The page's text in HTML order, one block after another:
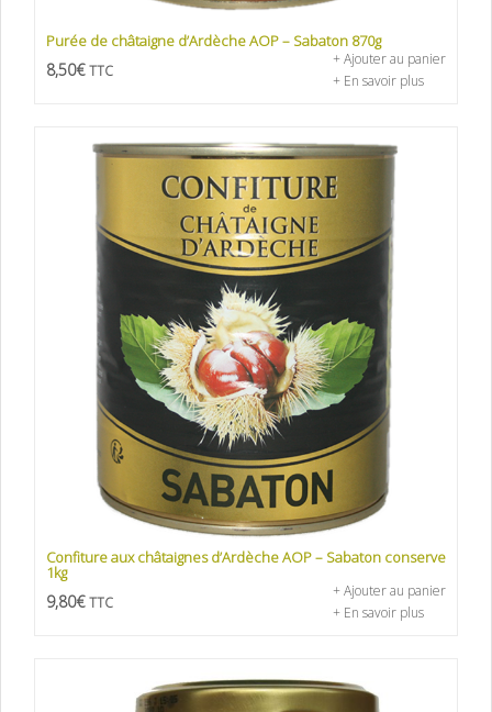
Purée de châtaigne d’Ardèche AOP – Sabaton 870g
8,50€ TTC
+ Ajouter au panier
+ En savoir plus
Confiture aux châtaignes d’Ardèche AOP – Sabaton conserve
1kg
9,80€ TTC
+ Ajouter au panier
+ En savoir plus